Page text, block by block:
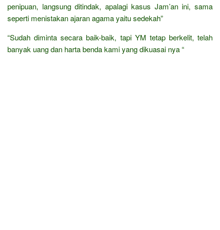
penipuan, langsung ditindak, apalagi kasus Jam’an ini, sama
seperti menistakan ajaran agama yaitu sedekah”
“Sudah diminta secara baik-baik, tapi YM tetap berkelit, telah
banyak uang dan harta benda kami yang dikuasai nya “